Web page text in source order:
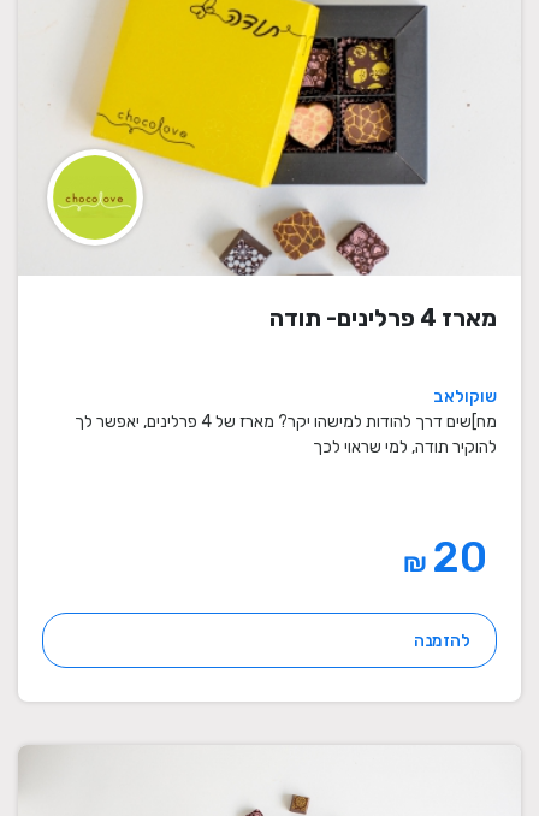
מארז 4 פרלינים- תודה
שוקולאב
מח]שים דרך להודות למישהו יקר? מארז של 4 פרלינים, יאפשר לך
להוקיר תודה, למי שראוי לכך
₪
להזמנה